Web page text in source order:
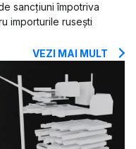
sancțiuni împotriva
importurile rusești
VEZI MAI MULT